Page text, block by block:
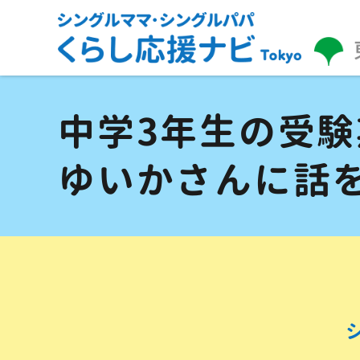
中学3年生の受
ゆいかさんに話